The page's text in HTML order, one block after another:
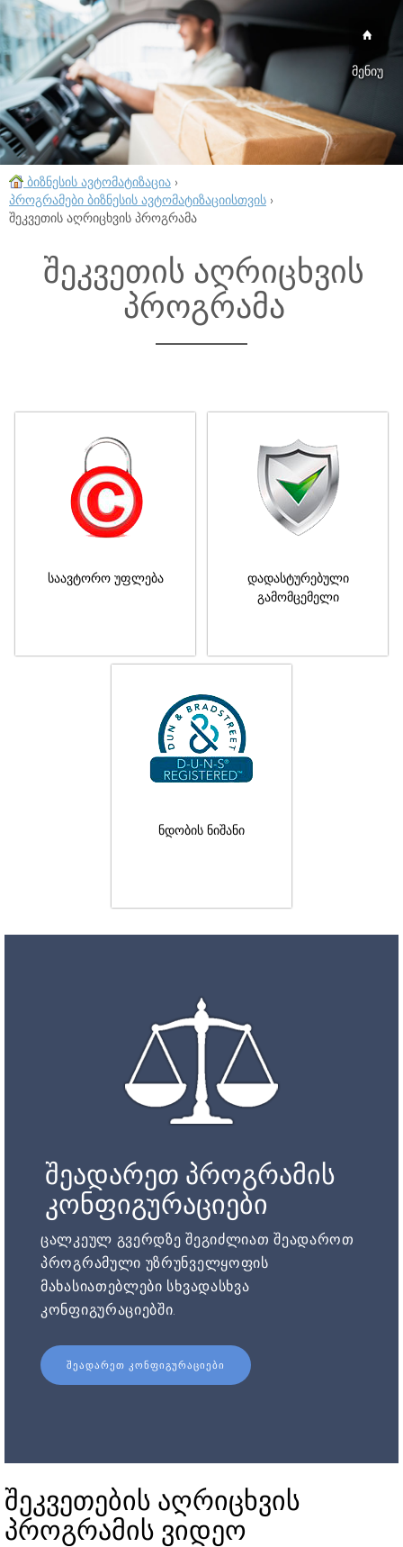
მენიუ
ბიზნესის ავტომატიზაცია ›
პროგრამები ბიზნესის ავტომატიზაციისთვის ›
შეკვეთის აღრიცხვის პროგრამა
შეკვეთის აღრიცხვის
პროგრამა
საავტორო უფლება
დადასტურებული
გამომცემელი
ნდობის ნიშანი
შეადარეთ პროგრამის
კონფიგურაციები
ცალკეულ გვერდზე შეგიძლიათ შეადაროთ
პროგრამული უზრუნველყოფის
მახასიათებლები სხვადასხვა
კონფიგურაციებში.
ᲨᲔᲐᲓᲐᲠᲔᲗ ᲙᲝᲜᲤᲘᲒᲣᲠᲐᲪᲘᲔᲑᲘ
შეკვეთების აღრიცხვის
პროგრამის ვიდეო